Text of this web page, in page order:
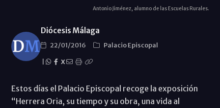
Antonio Jiménez, alumno de las Escuelas Rurales.
Diócesis Málaga
22/01/2016
Palacio Episcopal
X
Estos días el Palacio Episcopal recoge la exposición
“Herrera Oria, su tiempo y su obra, una vida al